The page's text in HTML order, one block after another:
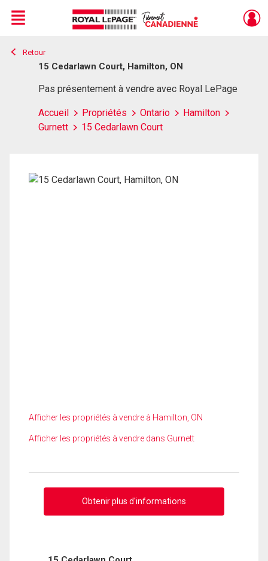
Live
En Direct
Menu
Retour
15 Cedarlawn Court, Hamilton, ON
Pas présentement à vendre avec Royal LePage
Accueil Propriétés Ontario
Hamilton
Gurnett
15 Cedarlawn Court
Afficher les propriétés à vendre à Hamilton, ON
Afficher les propriétés à vendre dans Gurnett
Obtenir plus d'informations